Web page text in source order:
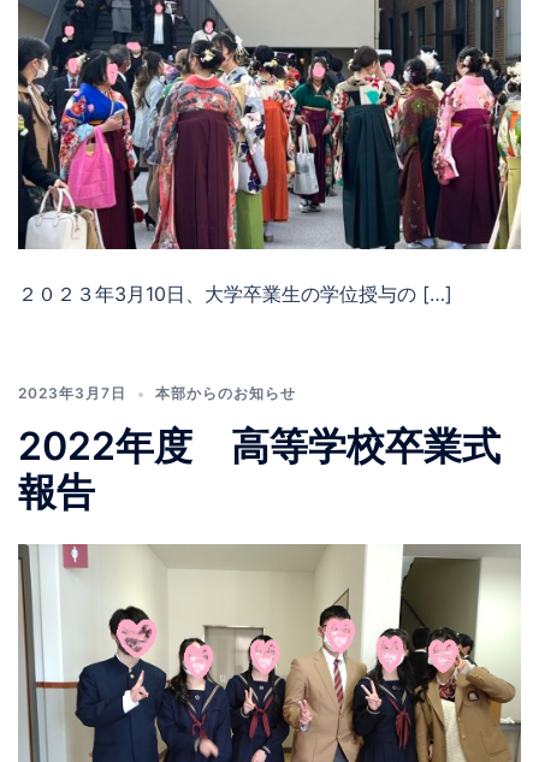
２０２３年3月10日、大学卒業生の学位授与の […]
2023年3月7日 本部からのお知らせ
2022年度 高等学校卒業式
報告